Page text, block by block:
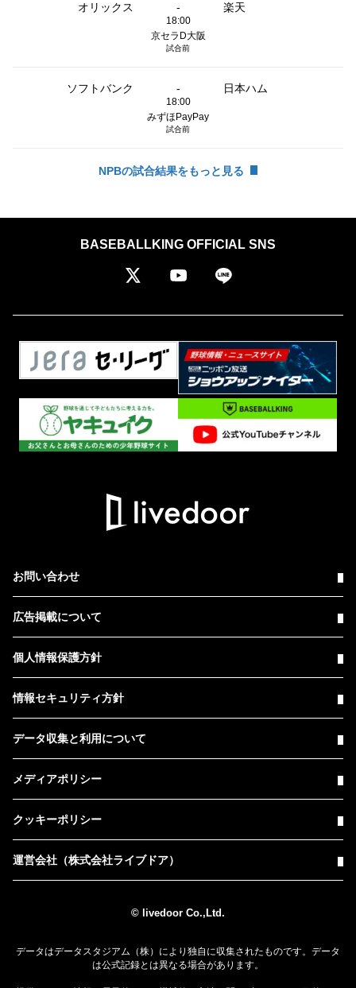
オリックス - 楽天
18:00
京セラD大阪
試合前
ソフトバンク - 日本ハム
18:00
みずほPayPay
試合前
NPBの試合結果をもっと見る
BASEBALLKING OFFICIAL SNS
お問い合わせ
広告掲載について
個人情報保護方針
情報セキュリティ方針
データ収集と利用について
メディアポリシー
クッキーポリシー
運営会社（株式会社ライブドア）
© livedoor Co.,Ltd.
データはデータスタジアム（株）により独自に収集されたものです。データ
は公式記録とは異なる場合があります。